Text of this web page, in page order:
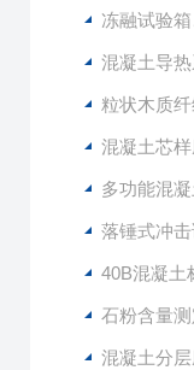
冻融试验
混凝土导
粒状木质
混凝土芯
多功能混
落锤式冲
40B混凝土
石粉含量
混凝土分